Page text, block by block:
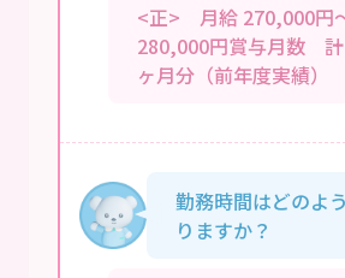
<正> 月給 270,000円
280,000円賞与月数
ヶ月分（前年度実績）
勤務時間はどのよ
りますか？